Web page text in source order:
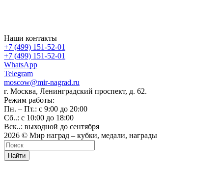
Наши контакты
+7 (499) 151-52-01
+7 (499) 151-52-01
WhatsApp
Telegram
moscow@mir-nagrad.ru
г. Москва, Ленинградский проспект, д. 62.
Режим работы:
Пн. – Пт.: с 9:00 до 20:00
Сб..: с 10:00 до 18:00
Вск..: выходной до сентября
2026 © Мир наград – кубки, медали, награды
Найти